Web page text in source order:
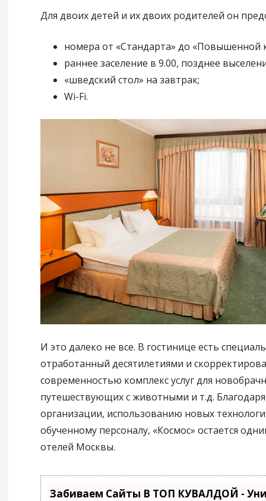
Для двоих детей и их двоих родителей он
номера от «Стандарта» до «Повышенной
раннее заселение в 9.00, позднее
«шведский стол» на завтрак;
Wi-Fi.
И это далеко не все. В гостинице есть
отработанный десятилетиями и
современностью комплекс услуг для
путешествующих с животными и т.д.
организации, использованию новых
обученному персоналу, «Космос» остается
отелей Москвы.
Забиваем Сайты В ТОП КУВАЛДОЙ -